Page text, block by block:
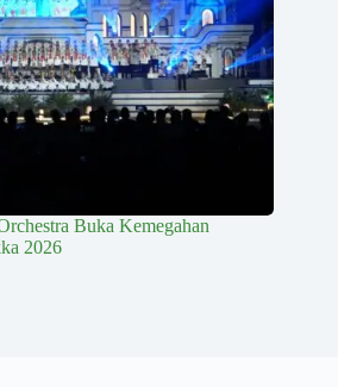
Buka Kemegahan
2026